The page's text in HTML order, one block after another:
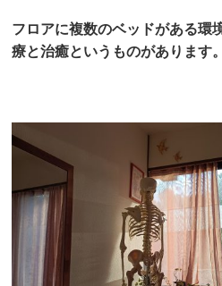
フロアに複数のベッドがある環
療と治癒というものがあります。